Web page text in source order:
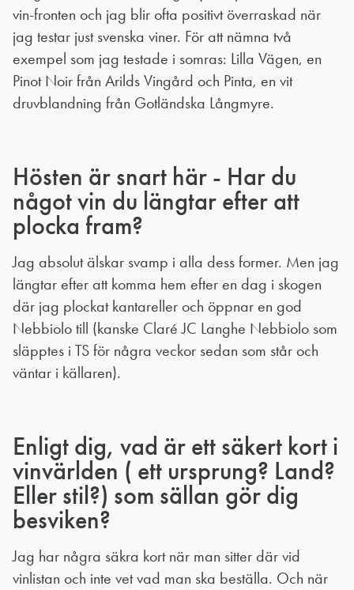
vin-fronten och jag blir ofta positivt överraskad när
jag testar just svenska viner. För att nämna två
exempel som jag testade i somras: Lilla Vägen, en
Pinot Noir från Arilds Vingård och Pinta, en vit
druvblandning från Gotländska Långmyre.
Hösten är snart här - Har du
något vin du längtar efter att
plocka fram?
Jag absolut älskar svamp i alla dess former. Men jag
längtar efter att komma hem efter en dag i skogen
där jag plockat kantareller och öppnar en god
Nebbiolo till (kanske Claré JC Langhe Nebbiolo som
släpptes i TS för några veckor sedan som står och
väntar i källaren).
Enligt dig, vad är ett säkert kort i
vinvärlden ( ett ursprung? Land?
Eller stil?) som sällan gör dig
besviken?
Jag har några säkra kort när man sitter där vid
vinlistan och inte vet vad man ska beställa. Och när